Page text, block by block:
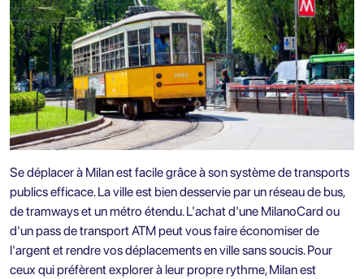
Se déplacer à Milan est facile grâce à son système de transports
publics efficace. La ville est bien desservie par un réseau de bus,
de tramways et un métro étendu. L'achat d'une MilanoCard ou
d'un pass de transport ATM peut vous faire économiser de
l'argent et rendre vos déplacements en ville sans soucis. Pour
ceux qui préfèrent explorer à leur propre rythme, Milan est